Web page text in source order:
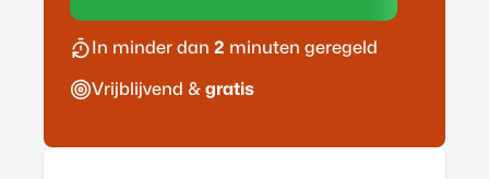
In minder dan 2 minuten geregeld
Vrijblijvend & gratis